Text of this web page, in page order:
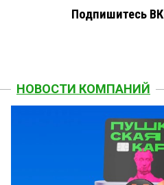
Подпишитесь
НОВОСТИ КОМПАНИЙ